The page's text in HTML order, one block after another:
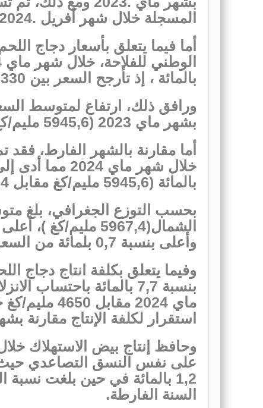
المسجلة خلال شهر أفريل .2024
أما فيما يتعلق بأسعار دجاج
بالمائة ، إذ تأرجح السعر بين 5330 مليم/كغ و6452 مليم/كغ.
بشهر ماي 2023 (5945,6 مليم/كغ مقابل 4621,4 مليم/كغ)
أما مقارنة بالشهر الفارط، فقد
بالمائة (5945,6 مليم/كغ مقابل 5024,4 مليم/كغ في أفريل 2024)
بحسب التوزع الجغرافي، بلغ
وأعلى بنسبة 0,7 بلمائة من السعر في الجنوب.
استقرار لكلفة الإنتاج مقارنة بشهر
على نفس النسق التصاعدي حيث
السنة الفارطة.